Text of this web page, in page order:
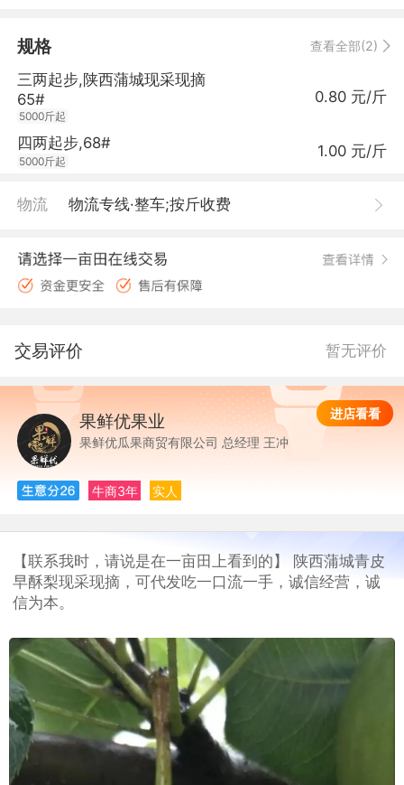
规格 查看全部(2)
三两起步,陕西蒲城现采现摘
65#
5000斤起
0.80 元/斤
四两起步,68#
5000斤起
1.00 元/斤
物流 物流专线·整车;按斤收费
交易评价 暂无评价
果
果鲜优果业
果鲜优瓜果商贸有限公司 总经理 王冲
进店看看
牛商3年 实人
【联系我时，请说是在一亩田上看到的】 陕西蒲城青皮
早酥梨现采现摘，可代发吃一口流一手，诚信经营，诚
信为本。